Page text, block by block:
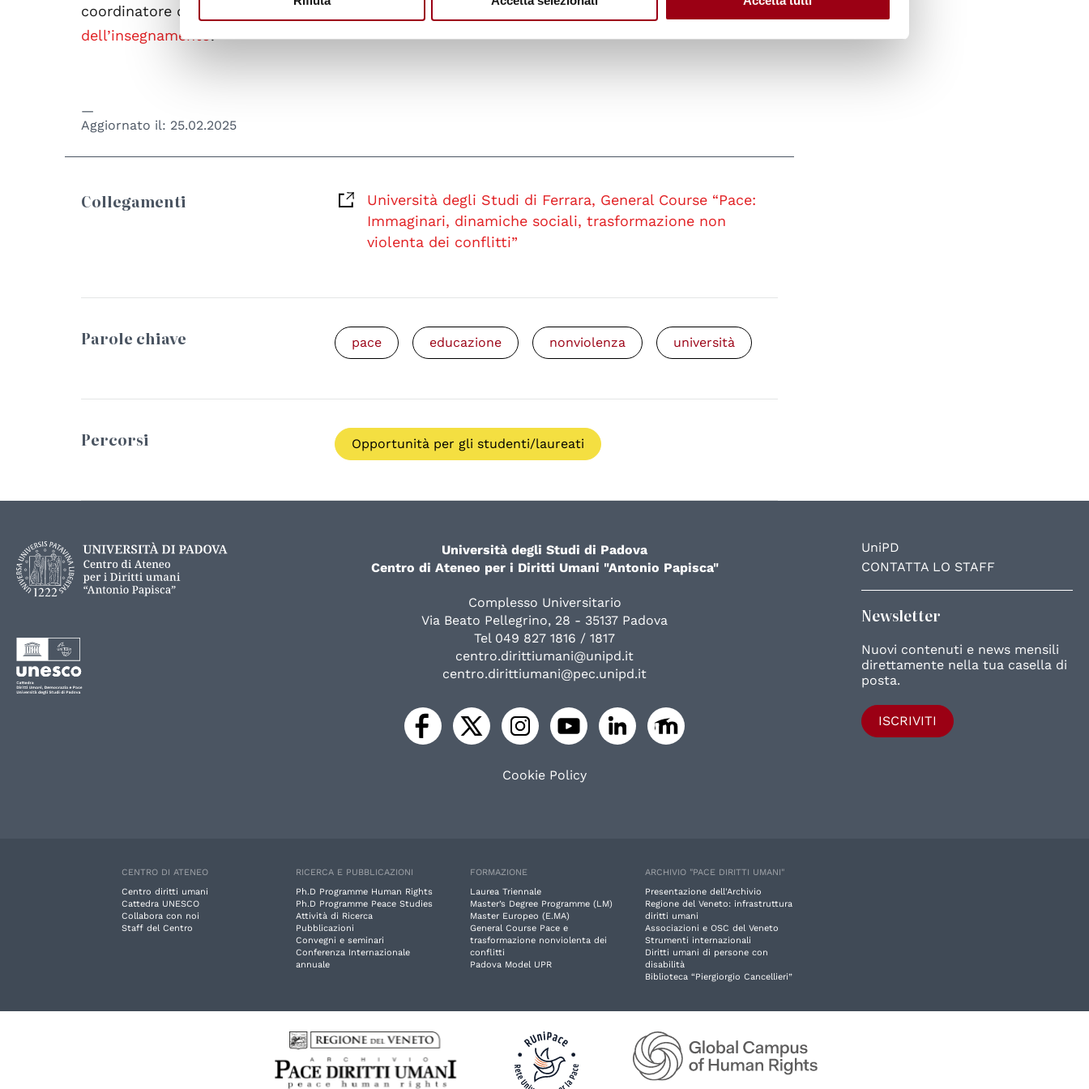
coordinatore del corso, all’indirizzo mail
alfredomario.morelli@unife.ito a visitare la
dell’insegnamento.
Aggiornato il: 25.02.2025
Collegamenti
Università degli Studi di Ferrara, General Course “Pace:
Immaginari, dinamiche sociali, trasformazione non
violenta dei conflitti”
Parole chiave pace educazione nonviolenza università
Percorsi Opportunità per gli studenti/laureati
UniPD
CONTATTA LO STAFF
Newsletter
Nuovi contenuti e news mensili
direttamente nella tua casella di
posta.
ISCRIVITI
Università degli Studi di Padova
Centro di Ateneo per i Diritti Umani "Antonio Papisca"
Complesso Universitario
Via Beato Pellegrino, 28 - 35137 Padova
Tel 049 827 1816 / 1817
centro.dirittiumani@unipd.it
centro.dirittiumani@pec.unipd.it
Cookie Policy
CENTRO DI ATENEO
Centro diritti umani
Cattedra UNESCO
Collabora con noi
Staff del Centro
RICERCA E PUBBLICAZIONI
Ph.D Programme Human Rights
Ph.D Programme Peace Studies
Attività di Ricerca
Pubblicazioni
Convegni e seminari
Conferenza Internazionale
annuale
FORMAZIONE
Laurea Triennale
Master’s Degree Programme (LM)
Master Europeo (E.MA)
General Course Pace e
trasformazione nonviolenta dei
conflitti
Padova Model UPR
ARCHIVIO "PACE DIRITTI UMANI"
Presentazione dell'Archivio
Regione del Veneto: infrastruttura
diritti umani
Associazioni e OSC del Veneto
Strumenti internazionali
Diritti umani di persone con
disabilità
Biblioteca “Piergiorgio Cancellieri”